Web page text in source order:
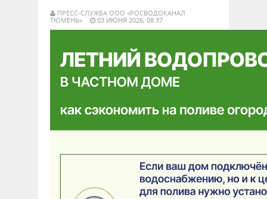
ПРЕСС-СЛУЖБА ООО «РОСВОДОКАНАЛ
ТЮМЕНЬ»
03 ИЮНЯ 2026, 08:37